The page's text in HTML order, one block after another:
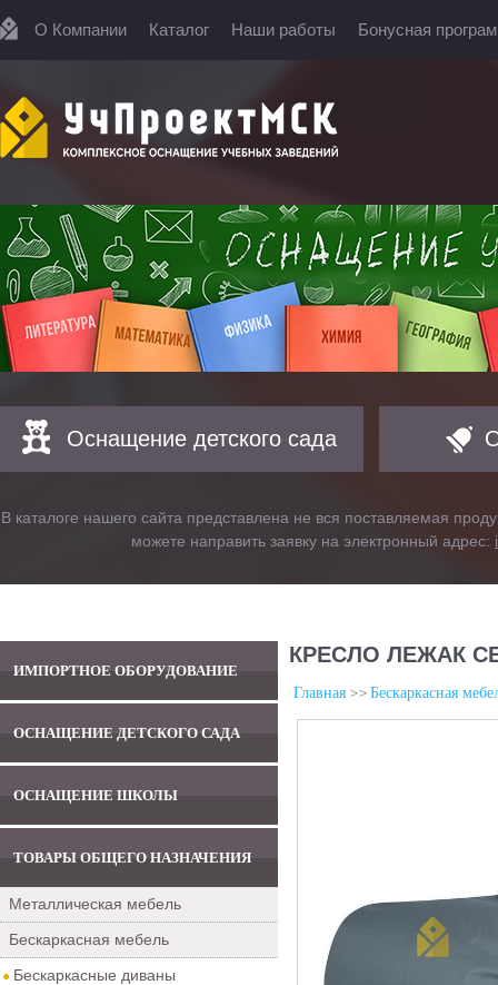
О Компании Каталог Наши работы Бонусная
Оснащение детского сада
В каталоге нашего сайта представлена не вся поставляемая
можете направить заявку на электронный адрес:
ИМПОРТНОЕ ОБОРУДОВАНИЕ
ОСНАЩЕНИЕ ДЕТСКОГО САДА
ОСНАЩЕНИЕ ШКОЛЫ
ТОВАРЫ ОБЩЕГО НАЗНАЧЕНИЯ
Металлическая мебель
Бескаркасная мебель
Бескаркасные диваны
КРЕСЛО ЛЕЖАК
Главная Бескаркасная